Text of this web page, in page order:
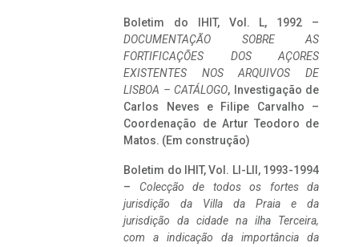
Boletim do IHIT, Vol. L, 1992 –
DOCUMENTAÇÃO SOBRE AS
FORTIFICAÇÕES DOS AÇORES
EXISTENTES NOS ARQUIVOS DE
LISBOA – CATÁLOGO, Investigação de
Carlos Neves e Filipe Carvalho –
Coordenação de Artur Teodoro de
Matos. (Em construção)
Boletim do IHIT, Vol. LI-LII, 1993-1994
– Colecção de todos os fortes da
jurisdição da Villa da Praia e da
jurisdição da cidade na ilha Terceira,
com a indicação da importância da